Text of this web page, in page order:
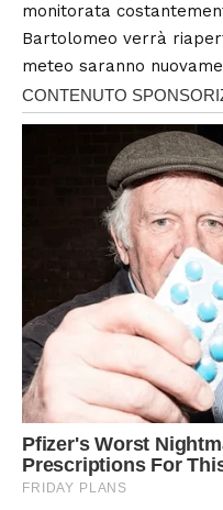
monitorata
Bartolomeo verrà
meteo saranno